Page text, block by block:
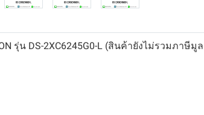
รุ่น DS-2XC6245G0-L (สินค้ายังไม่รวมภา